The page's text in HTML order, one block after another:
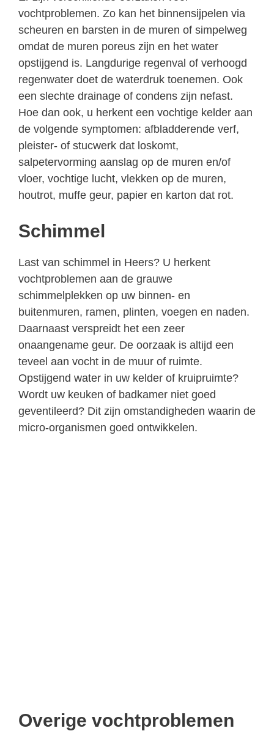
vochtproblemen. Zo kan het binnensijpelen via
scheuren en barsten in de muren of simpelweg
omdat de muren poreus zijn en het water
opstijgend is. Langdurige regenval of verhoogd
regenwater doet de waterdruk toenemen. Ook
een slechte drainage of condens zijn nefast.
Hoe dan ook, u herkent een vochtige kelder aan
de volgende symptomen: afbladderende verf,
pleister- of stucwerk dat loskomt,
salpetervorming aanslag op de muren en/of
vloer, vochtige lucht, vlekken op de muren,
houtrot, muffe geur, papier en karton dat rot.
Schimmel
Last van schimmel in Heers? U herkent
vochtproblemen aan de grauwe
schimmelplekken op uw binnen- en
buitenmuren, ramen, plinten, voegen en naden.
Daarnaast verspreidt het een zeer
onaangename geur. De oorzaak is altijd een
teveel aan vocht in de muur of ruimte.
Opstijgend water in uw kelder of kruipruimte?
Wordt uw keuken of badkamer niet goed
geventileerd? Dit zijn omstandigheden waarin de
micro-organismen goed ontwikkelen.
Overige vochtproblemen